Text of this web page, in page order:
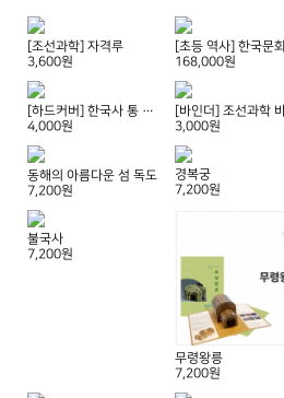
[조선과학] 자격루
3,600원
168,000원
[하드커버] 한국사 통 바인더 (4~12권용)
4,000원
3,000원
동해의 아름다운 섬 독도
7,200원
경복궁
7,200원
불국사
7,200원
무령왕릉
7,200원